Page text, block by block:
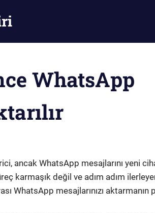
WhatsApp
ancak WhatsApp mesajlarını yeni
karmaşık değil ve adım adım
WhatsApp mesajlarınızı aktarmanın